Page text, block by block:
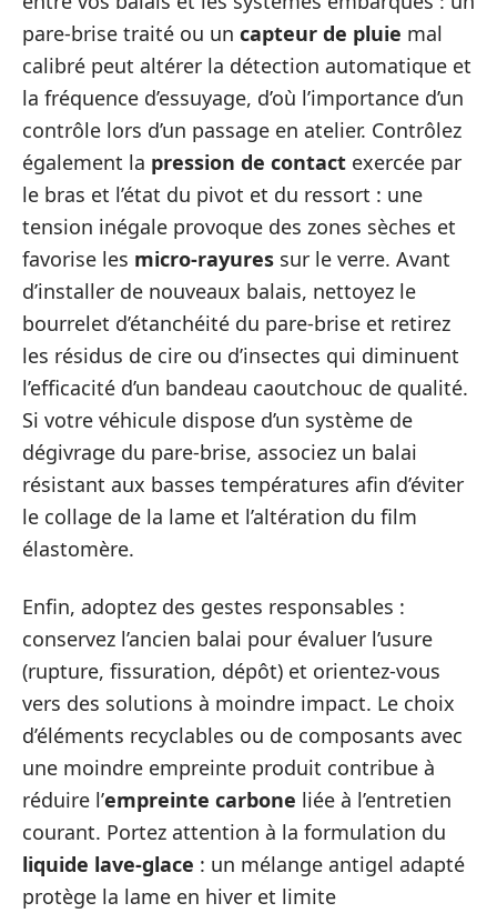
pare-brise traité ou un capteur de pluie mal
calibré peut altérer la détection automatique et
la fréquence d’essuyage, d’où l’importance d’un
contrôle lors d’un passage en atelier. Contrôlez
également la pression de contact exercée par
le bras et l’état du pivot et du ressort : une
tension inégale provoque des zones sèches et
favorise les micro-rayures sur le verre. Avant
d’installer de nouveaux balais, nettoyez le
bourrelet d’étanchéité du pare-brise et retirez
les résidus de cire ou d’insectes qui diminuent
l’efficacité d’un bandeau caoutchouc de qualité.
Si votre véhicule dispose d’un système de
dégivrage du pare-brise, associez un balai
résistant aux basses températures afin d’éviter
le collage de la lame et l’altération du film
élastomère.
Enfin, adoptez des gestes responsables :
conservez l’ancien balai pour évaluer l’usure
(rupture, fissuration, dépôt) et orientez-vous
vers des solutions à moindre impact. Le choix
d’éléments recyclables ou de composants avec
une moindre empreinte produit contribue à
réduire l’empreinte carbone liée à l’entretien
courant. Portez attention à la formulation du
liquide lave-glace : un mélange antigel adapté
protège la lame en hiver et limite